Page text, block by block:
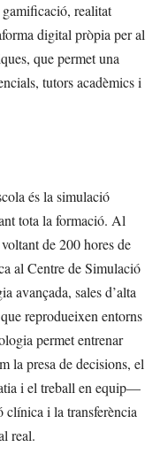
gamificació, realitat
digital pròpia per al
que permet una
tutors acadèmics i
és la simulació
tota la formació. Al
de 200 hores de
al Centre de Simulació
avançada, sales d’alta
reprodueixen entorns
permet entrenar
la presa de decisions, el
i el treball en equip—
clínica i la transferència
real.